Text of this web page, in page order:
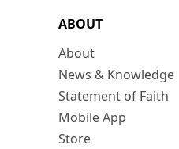
ABOUT
About
News & Knowledge
Statement of Faith
Mobile App
Store